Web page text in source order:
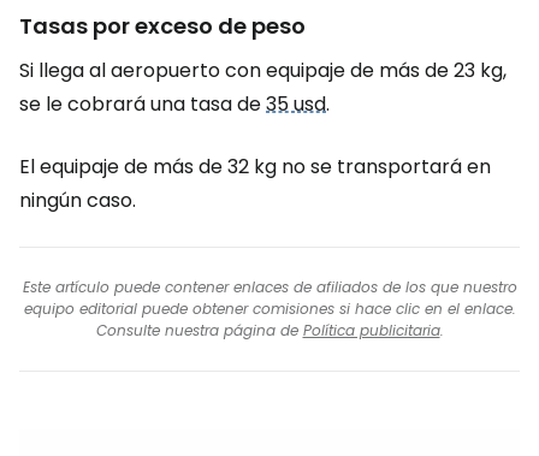
Tasas por exceso de peso
Si llega al aeropuerto con equipaje de más de 23 kg,
se le cobrará una tasa de35 usd.
El equipaje de más de 32 kg no se transportará en
ningún caso.
Este artículo puede contener enlaces de afiliados de los que nuestro
equipo editorial puede obtener comisiones si hace clic en el enlace.
Consulte nuestra página de Política publicitaria.